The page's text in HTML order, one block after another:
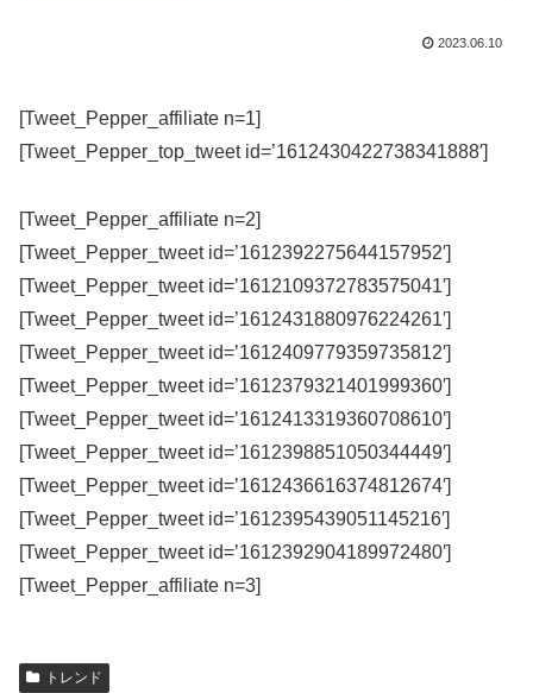
2023.06.10
[Tweet_Pepper_affiliate n=1]
[Tweet_Pepper_top_tweet id=’1612430422738341888′]
[Tweet_Pepper_affiliate n=2]
[Tweet_Pepper_tweet id=’1612392275644157952′]
[Tweet_Pepper_tweet id=’1612109372783575041′]
[Tweet_Pepper_tweet id=’1612431880976224261′]
[Tweet_Pepper_tweet id=’1612409779359735812′]
[Tweet_Pepper_tweet id=’1612379321401999360′]
[Tweet_Pepper_tweet id=’1612413319360708610′]
[Tweet_Pepper_tweet id=’1612398851050344449′]
[Tweet_Pepper_tweet id=’1612436616374812674′]
[Tweet_Pepper_tweet id=’1612395439051145216′]
[Tweet_Pepper_tweet id=’1612392904189972480′]
[Tweet_Pepper_affiliate n=3]
トレンド